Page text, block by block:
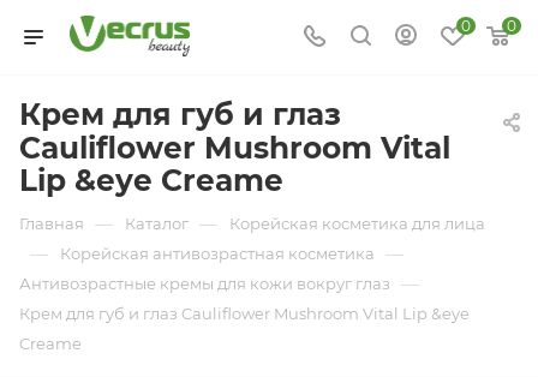
0 0
Крем для губ и глаз
Cauliflower Mushroom Vital
Lip &eye Creame
Главная — Каталог — Корейская косметика для лица
— Корейская антивозрастная косметика —
Антивозрастные кремы для кожи вокруг глаз —
Крем для губ и глаз Cauliflower Mushroom Vital Lip &eye
Creame